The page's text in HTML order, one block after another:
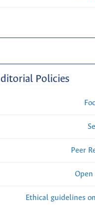
Policies
Peer
Open
Ethical guidelines